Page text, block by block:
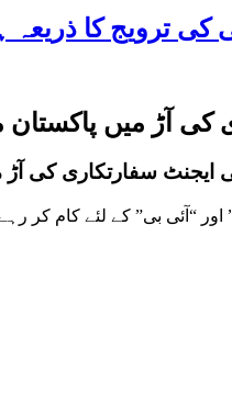
کی آڑ میں
ایجنٹ سفارتکاری کی
اور “آئی بی” کے لئے کام